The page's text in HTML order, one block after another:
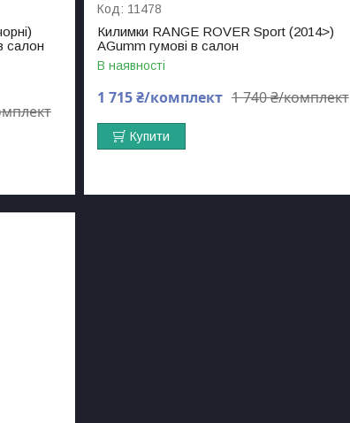
салон
11478
Килимки RANGE ROVER Sport (2014>)
AGumm гумові в салон
В наявності
1 740 ₴/комплект
1 715 ₴/комплект
Купити